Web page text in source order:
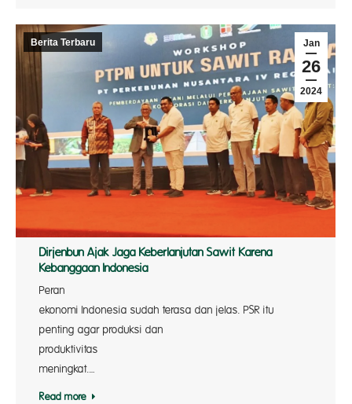
Jan
26
2024
Berita Terbaru
Dirjenbun Ajak Jaga Keberlanjutan Sawit Karena
Kebanggaan Indonesia
Peran
ekonomi Indonesia sudah terasa dan jelas. PSR itu
penting agar produksi dan
meningkat.…
Read more